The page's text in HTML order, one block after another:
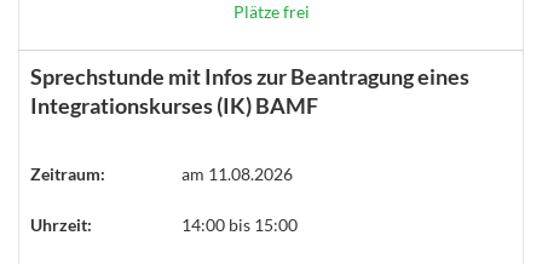
Plätze frei
Sprechstunde mit Infos zur Beantragung eines
Integrationskurses (IK) BAMF
Zeitraum: am 11.08.2026
Uhrzeit: 14:00 bis 15:00